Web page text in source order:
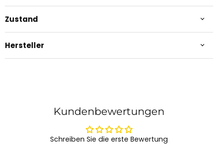
Zustand
Hersteller
Kundenbewertungen
Schreiben Sie die erste Bewertung